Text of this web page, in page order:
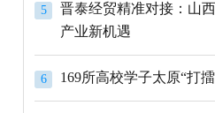
5
晋泰经贸精准对接：山
产业新机遇
6 169所高校学子太原“打